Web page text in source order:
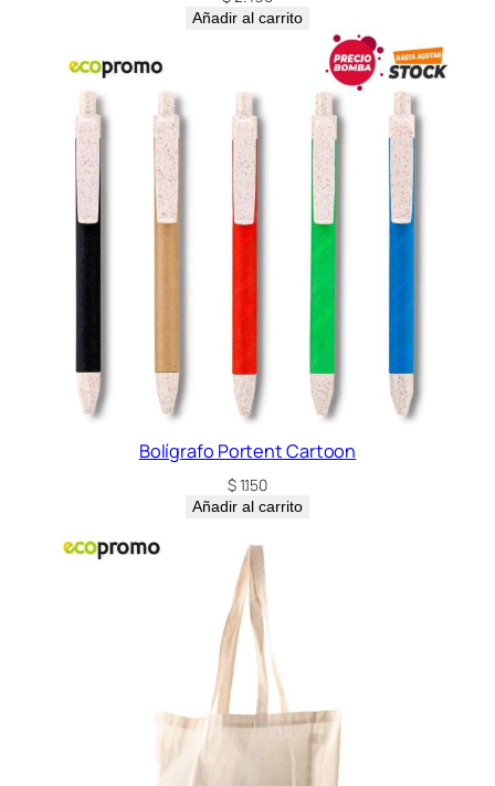
Añadir al carrito
Bolígrafo Portent Cartoon
$1.150
Añadir al carrito